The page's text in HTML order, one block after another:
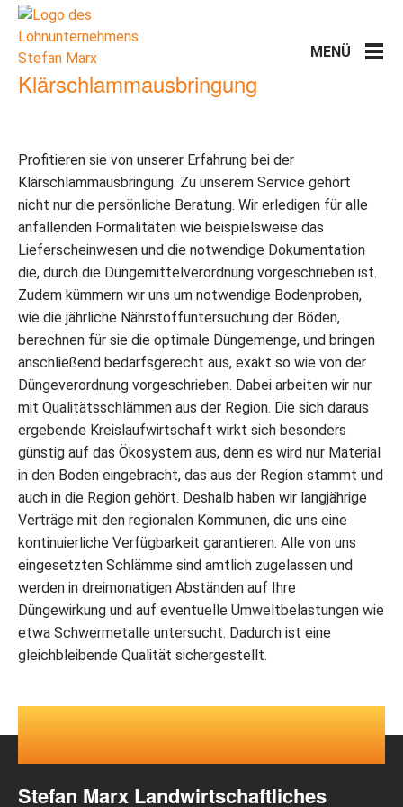
Klärschlammausbringung
Profitieren sie von unserer Erfahrung bei der
Klärschlammausbringung. Zu unserem Service gehört
nicht nur die persönliche Beratung. Wir erledigen für alle
anfallenden Formalitäten wie beispielsweise das
Lieferscheinwesen und die notwendige Dokumentation
die, durch die Düngemittelverordnung vorgeschrieben ist.
Zudem kümmern wir uns um notwendige Bodenproben,
wie die jährliche Nährstoffuntersuchung der Böden,
berechnen für sie die optimale Düngemenge, und bringen
anschließend bedarfsgerecht aus, exakt so wie von der
Düngeverordnung vorgeschrieben. Dabei arbeiten wir nur
mit Qualitätsschlämmen aus der Region. Die sich daraus
ergebende Kreislaufwirtschaft wirkt sich besonders
günstig auf das Ökosystem aus, denn es wird nur Material
in den Boden eingebracht, das aus der Region stammt und
auch in die Region gehört. Deshalb haben wir langjährige
Verträge mit den regionalen Kommunen, die uns eine
kontinuierliche Verfügbarkeit garantieren. Alle von uns
eingesetzten Schlämme sind amtlich zugelassen und
werden in dreimonatigen Abständen auf Ihre
Düngewirkung und auf eventuelle Umweltbelastungen wie
etwa Schwermetalle untersucht. Dadurch ist eine
gleichbleibende Qualität sichergestellt.
Stefan Marx Landwirtschaftliches